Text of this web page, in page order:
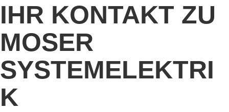
IHR KONTAKT ZU
MOSER
SYSTEMELEKTRI
K